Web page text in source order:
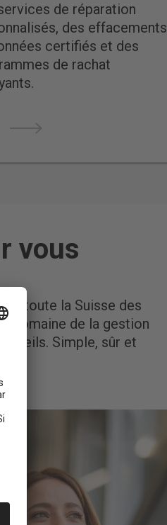
de réparation
des effacements
certifiés et des
de rachat
vous
de toute la Suisse des
domaine de la gestion
Simple, sûr et